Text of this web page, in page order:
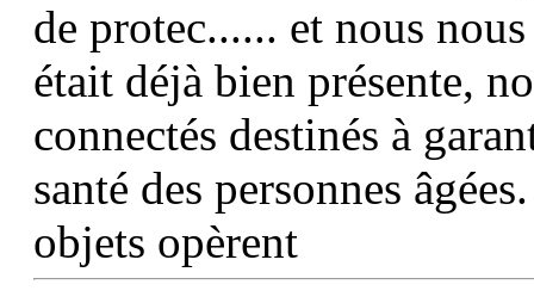
de protec...... et nous
était déjà bien présente,
connectés destinés à
santé des personnes
objets opèrent